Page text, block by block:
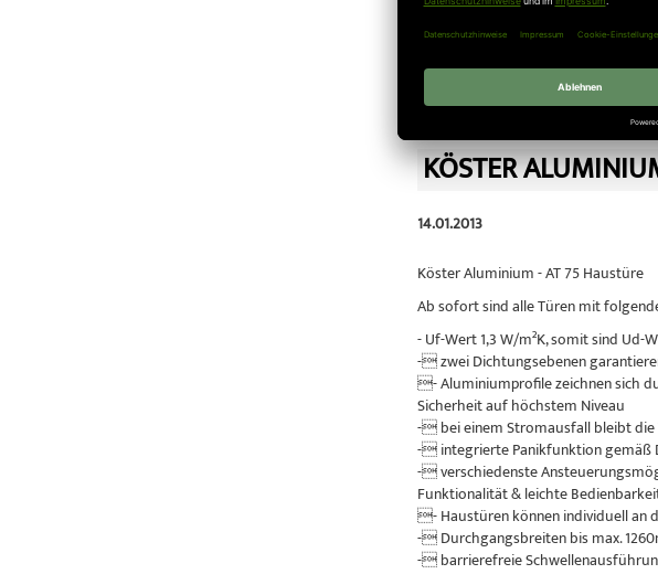
Türen Neuigkeiten
KÖSTER
14.01.2013
Köster Aluminium - AT 75 Haustüre
Ab sofort sind alle Türen mit
- Uf-Wert 1,3 W/m²K, somit sind Ud-
- zwei Dichtungsebenen
- Aluminiumprofile zeichnen sich
Sicherheit auf höchstem Niveau
- bei einem Stromausfall bleibt die
- integrierte Panikfunktion gemäß
- verschiedenste
Funktionalität & leichte
- Haustüren können individuell an
- Durchgangsbreiten bis max.
- barrierefreie